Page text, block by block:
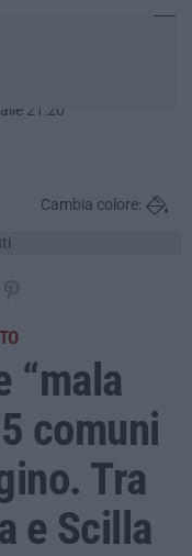
21:20
Cambia colore:
“mala
comuni
Tra
e Scilla